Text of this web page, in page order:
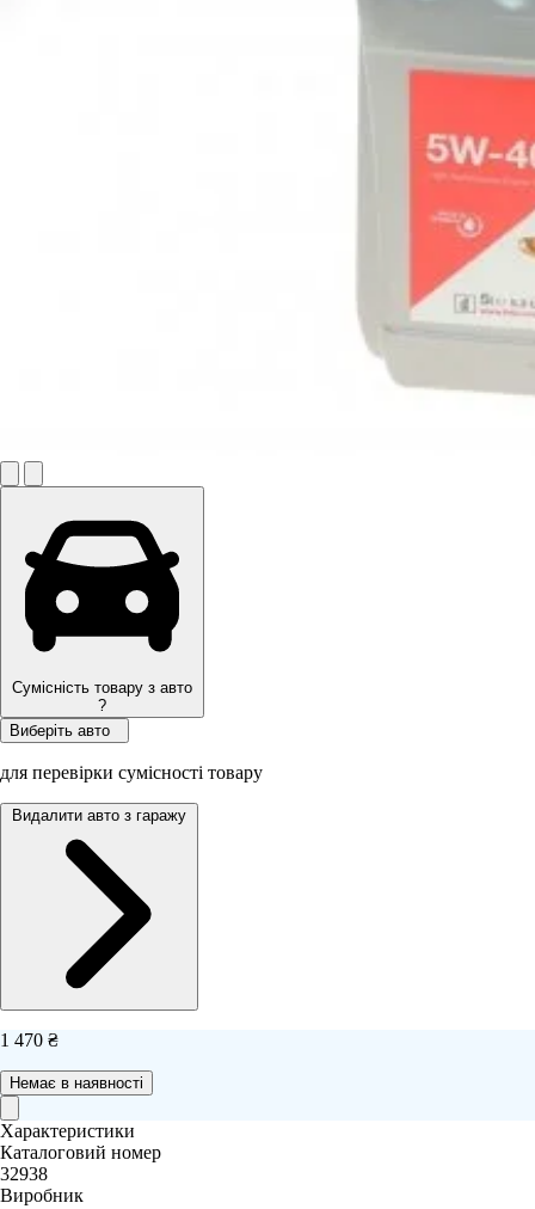
Сумісність товару з авто
?
Виберіть авто
для перевірки сумісності товару
Видалити авто з гаражу
1 470 ₴
Немає в наявності
Характеристики
Каталоговий номер
32938
Виробник